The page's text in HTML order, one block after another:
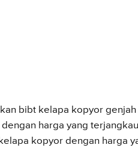
bibt kelapa kopyor
harga yang
kopyor dengan harga